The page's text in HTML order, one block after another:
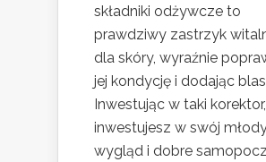
składniki odżywcze to
prawdziwy zastrzyk
dla skóry, wyraźnie
jej kondycję i dodając
Inwestując w taki korektor,
inwestujesz w swój
wygląd i dobre